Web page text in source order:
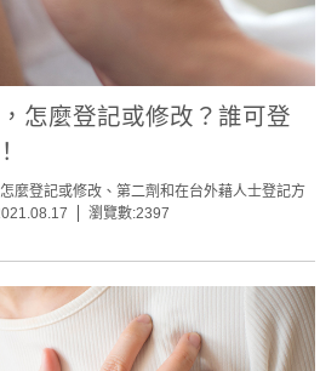
怎麼登記或修改？誰可登
麼登記或修改、第二劑和在台外藉人士登記方
瀏覽數:2397